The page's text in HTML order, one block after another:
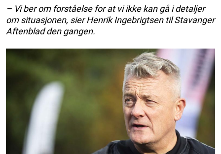
– Vi ber om forståelse for at vi ikke kan gå i detaljer
om situasjonen, sier Henrik Ingebrigtsen til Stavanger
Aftenblad den gangen.